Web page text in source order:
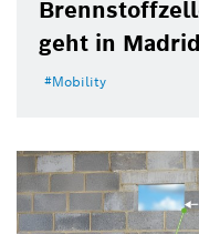
geht in
Mobility